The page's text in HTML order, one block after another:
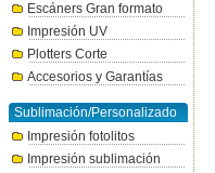
Escáners Gran formato
Impresión UV
Plotters Corte
Accesorios y Garantías
Sublimación/Personalizado
Impresión fotolitos
Impresión sublimación